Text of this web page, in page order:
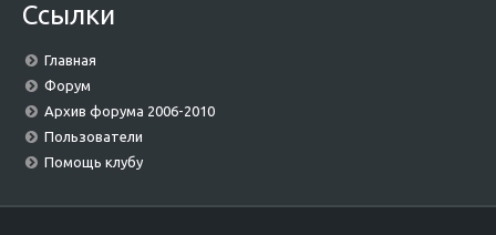
Ссылки
Главная
Форум
Архив форума 2006-2010
Пользователи
Помощь клубу